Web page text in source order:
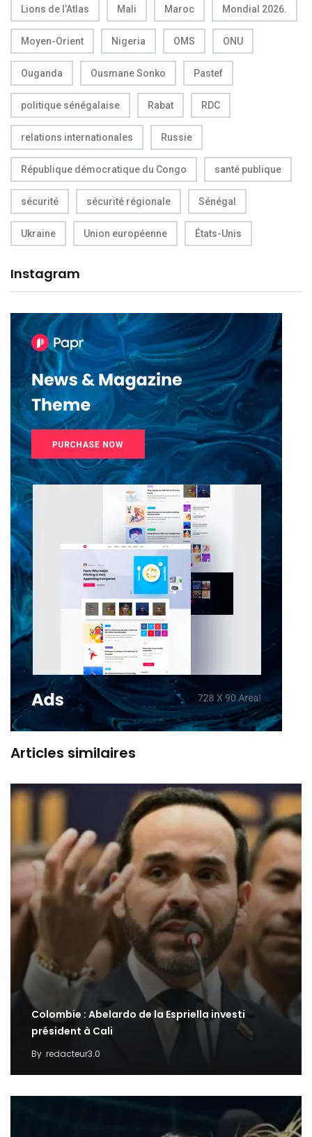
Lions de l’Atlas Mali Maroc Mondial 2026.
Moyen-Orient Nigeria OMS ONU
Ouganda Ousmane Sonko Pastef
politique sénégalaise Rabat RDC
relations internationales Russie
République démocratique du Congo santé publique
sécurité sécurité régionale Sénégal
Ukraine Union européenne États-Unis
Instagram
Articles similaires
Colombie : Abelardo de la Espriella investi
président à Cali
By redacteur3.0